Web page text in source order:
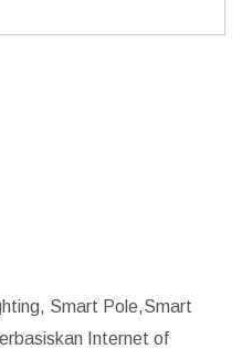
Smart Pole,Smart
Internet of